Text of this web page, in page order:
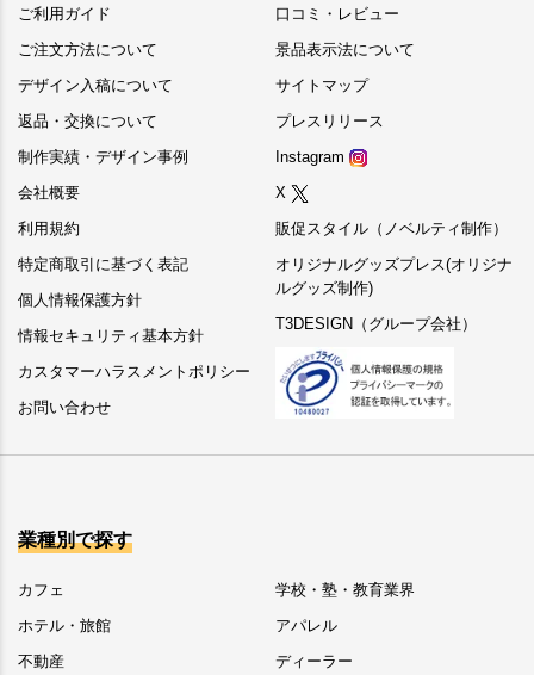
ご利用ガイド
ご注文方法について
デザイン入稿について
返品・交換について
制作実績・デザイン事例
会社概要
利用規約
特定商取引に基づく表記
個人情報保護方針
情報セキュリティ基本方針
カスタマーハラスメントポリシー
お問い合わせ
口コミ・レビュー
景品表示法について
サイトマップ
プレスリリース
Instagram
X
販促スタイル（ノベルティ制作）
オリジナルグッズプレス(オリジナ
ルグッズ制作)
T3DESIGN（グループ会社）
業種別で探す
カフェ
ホテル・旅館
不動産
学校・塾・教育業界
アパレル
ディーラー